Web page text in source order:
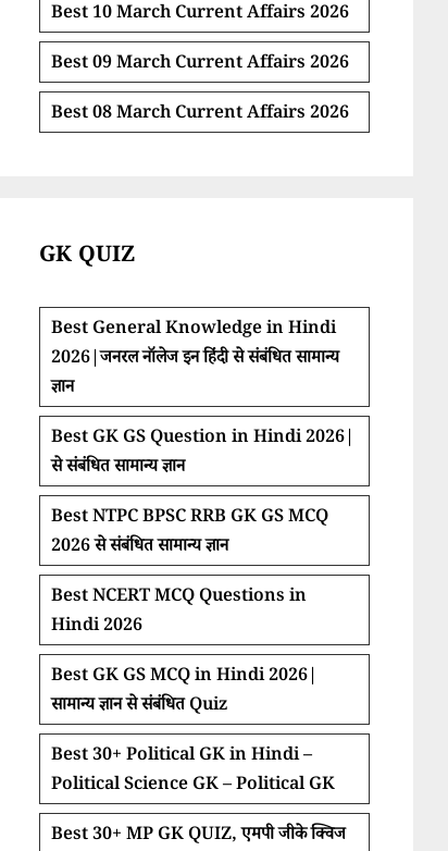
Best 10 March Current Affairs 2026
Best 09 March Current Affairs 2026
Best 08 March Current Affairs 2026
GK QUIZ
Best General Knowledge in Hindi
2026|जनरल नॉलेज इन हिंदी से संबंधित सामान्य
ज्ञान
Best GK GS Question in Hindi 2026|
से संबंधित सामान्य ज्ञान
Best NTPC BPSC RRB GK GS MCQ
2026 से संबंधित सामान्य ज्ञान
Best NCERT MCQ Questions in
Hindi 2026
Best GK GS MCQ in Hindi 2026|
सामान्य ज्ञान से संबंधित Quiz
Best 30+ Political GK in Hindi –
Political Science GK – Political GK
Best 30+ MP GK QUIZ, एमपी जीके क्विज